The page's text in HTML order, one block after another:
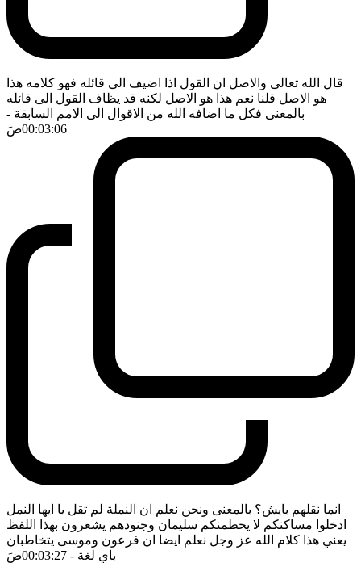
قال الله تعالى والاصل ان القول اذا اضيف الى قائله فهو كلامه هذا
هو الاصل قلنا نعم هذا هو الاصل لكنه قد يظاف القول الى قائله
بالمعنى فكل ما اضافه الله من الاقوال الى الامم السابقة -
00:03:06ضَ
انما نقلهم بايش؟ بالمعنى ونحن نعلم ان النملة لم تقل يا ايها النمل
ادخلوا مساكنكم لا يحطمنكم سليمان وجنودهم يشعرون بهذا اللفظ
يعني هذا كلام الله عز وجل نعلم ايضا ان فرعون وموسى يتخاطبان
باي لغة - 00:03:27 ضَ